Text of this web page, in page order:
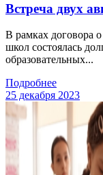
Встреча двух
В рамках договора
школ состоялась
образовательных...
Подробнее
25 декабря 2023